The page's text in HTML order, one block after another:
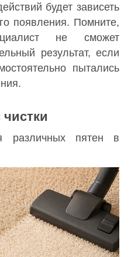
будет зависеть
появления. Помните,
не сможет
результат, если
пытались
различных пятен в